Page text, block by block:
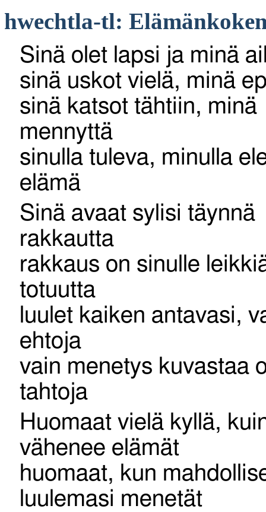
hwechtla-tl:
Sinä olet lapsi ja minä
sinä uskot vielä, minä
sinä katsot tähtiin, minä
mennyttä
sinulla tuleva, minulla
elämä
Sinä avaat sylisi täynnä
rakkautta
rakkaus on sinulle
totuutta
luulet kaiken antavasi,
ehtoja
vain menetys kuvastaa
tahtoja
Huomaat vielä kyllä,
vähenee elämät
huomaat, kun
luulemasi menetät